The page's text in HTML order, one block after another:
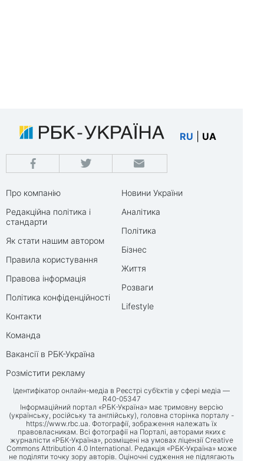
RU UA
Про компанію
Редакційна політика і
стандарти
Як стати нашим автором
Правила користування
Правова інформація
Політика конфіденційності
Контакти
Команда
Вакансії в РБК-Україна
Розмістити рекламу
Новини України
Аналітика
Політика
Бізнес
Життя
Розваги
Lifestyle
Ідентифікатор онлайн-медіа в Реєстрі суб’єктів у сфері медіа —
R40-05347
Інформаційний портал «РБК-Україна» має тримовну версію
(українську, російську та англійську), головна сторінка порталу -
https://www.rbc.ua. Фотографії, зображення належать їх
правовласникам. Всі фотографії на Порталі, авторами яких є
журналісти «РБК-Україна», розміщені на умовах ліцензії Creative
Commons Attribution 4.0 International. Редакція «РБК-Україна» може
не поділяти точку зору авторів. Оціночні судження не підлягають